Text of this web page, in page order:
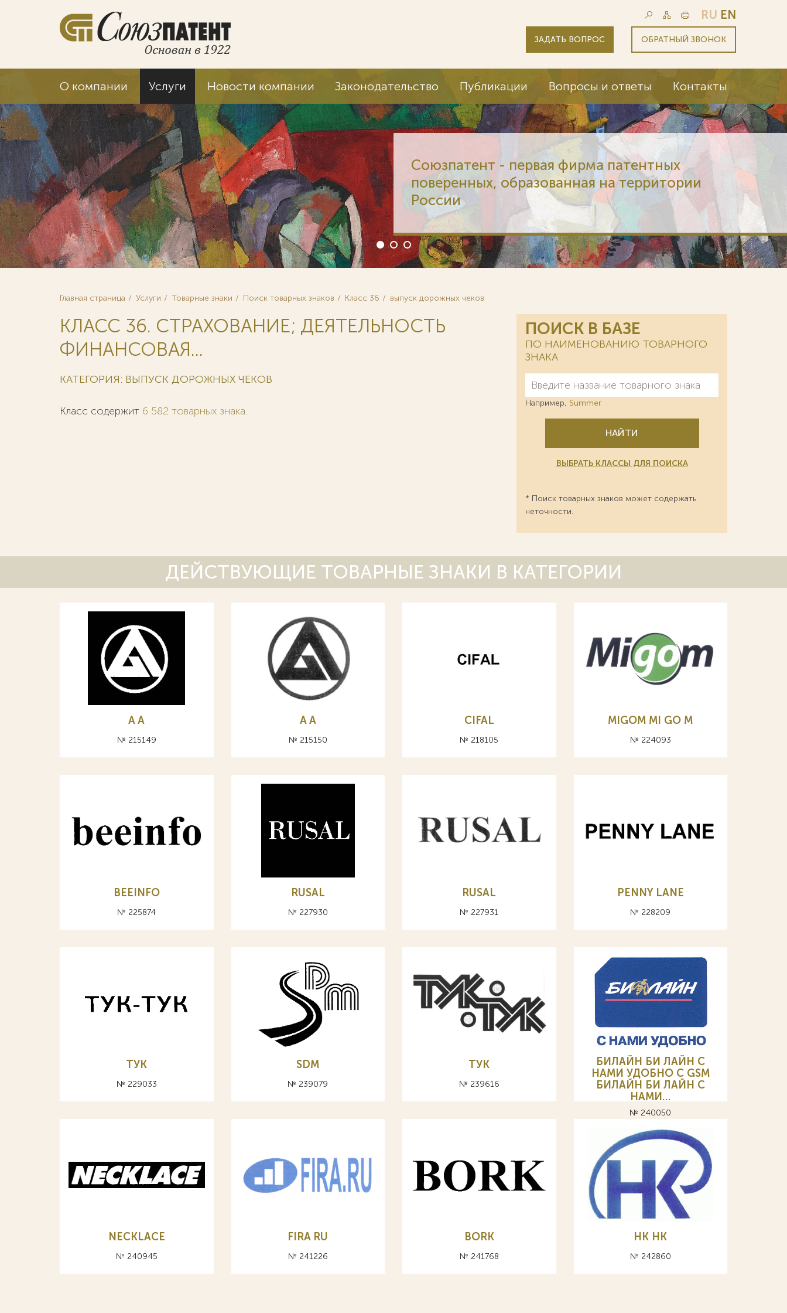
RU EN
ЗАДАТЬ ВОПРОС ОБРАТНЫЙ ЗВОНОК
О компании Услуги Новости компании Законодательство Публикации Вопросы и ответы Контакты
Союзпатент - первая фирма патентных
поверенных, образованная на территории
России
Главная страница Услуги Товарные знаки Поиск товарных знаков Класс 36 выпуск дорожных чеков
КЛАСС 36. СТРАХОВАНИЕ; ДЕЯТЕЛЬНОСТЬ
ФИНАНСОВАЯ...
КАТЕГОРИЯ: ВЫПУСК ДОРОЖНЫХ ЧЕКОВ
Класс содержит 6 582 товарных знака.
ПОИСК В БАЗЕ
ПО НАИМЕНОВАНИЮ ТОВАРНОГО
ЗНАКА
Например, Summer
НАЙТИ
ВЫБРАТЬ КЛАССЫ ДЛЯ ПОИСКА
* Поиск товарных знаков может содержать
неточности.
ДЕЙСТВУЮЩИЕ ТОВАРНЫЕ ЗНАКИ В КАТЕГОРИИ
A А
№ 215149
A А
№ 215150
CIFAL
№ 218105
MIGOM MI GO M
№ 224093
BEEINFO
№ 225874
RUSAL
№ 227930
RUSAL
№ 227931
PENNY LANE
№ 228209
ТУК
№ 229033
SDM
№ 239079
ТУК
№ 239616
БИЛАЙН БИ ЛАЙН С
НАМИ УДОБНО C GSM
БИЛАЙН БИ ЛАЙН С
НАМИ…
№ 240050
NECKLACE
№ 240945
FIRA RU
№ 241226
BORK
№ 241768
НК HK
№ 242860